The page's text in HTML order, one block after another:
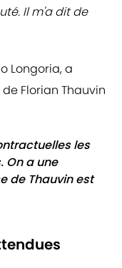
Il m'a dit de
Longoria, a
Florian Thauvin
les
On a une
de Thauvin est